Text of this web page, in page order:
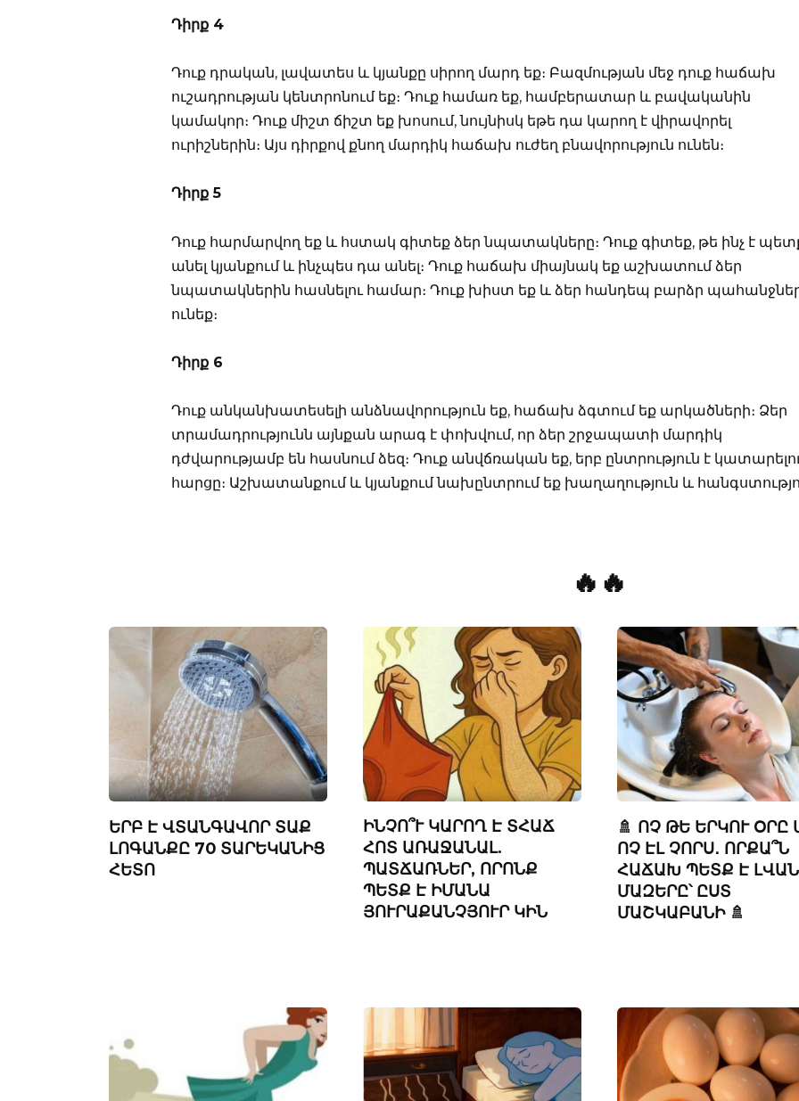
Դիրք 4
Դուք դրական, լավատես և կյանքը սիրող մարդ եք։ Բազմության մեջ դուք հաճախ
ուշադրության կենտրոնում եք։ Դուք համառ եք, համբերատար և բավականին
կամակոր։ Դուք միշտ ճիշտ եք խոսում, նույնիսկ եթե դա կարող է վիրավորել
ուրիշներին։ Այս դիրքով քնող մարդիկ հաճախ ուժեղ բնավորություն ունեն։
Դիրք 5
Դուք հարմարվող եք և հստակ գիտեք ձեր նպատակները։ Դուք գիտեք, թե ինչ է
անել կյանքում և ինչպես դա անել։ Դուք հաճախ միայնակ եք աշխատում ձեր
նպատակներին հասնելու համար։ Դուք խիստ եք և ձեր հանդեպ բարձր
ունեք։
Դիրք 6
Դուք անկանխատեսելի անձնավորություն եք, հաճախ ձգտում եք արկածների։ Ձեր
տրամադրությունն այնքան արագ է փոխվում, որ ձեր շրջապատի մարդիկ
դժվարությամբ են հասնում ձեզ։ Դուք անվճռական եք, երբ ընտրություն է
հարցը։ Աշխատանքում և կյանքում նախընտրում եք խաղաղություն և
🔥🔥
ԵՐԲ Է ՎՏԱՆԳԱՎՈՐ ՏԱՔ
ԼՈԳԱՆՔԸ 70 ՏԱՐԵԿԱՆԻՑ
ՀԵՏՈ
ԻՆՉՈ՞Ւ ԿԱՐՈՂ Է ՏՀԱՃ
ՀՈՏ ԱՌԱՋԱՆԱԼ.
ՊԱՏՃԱՌՆԵՐ, ՈՐՈՆՔ
ՊԵՏՔ Է ԻՄԱՆԱ
ՅՈՒՐԱՔԱՆՉՅՈՒՐ ԿԻՆ
🚿 ՈՉ ԹԵ ԵՐԿՈՒ ՕՐԸ
ՈՉ ԷԼ ՉՈՐՍ․ ՈՐՔԱ՞Ն
ՀԱՃԱԽ ՊԵՏՔ Է
ՄԱԶԵՐԸ՝ ԸՍՏ
ՄԱՇԿԱԲԱՆԻ 🚿